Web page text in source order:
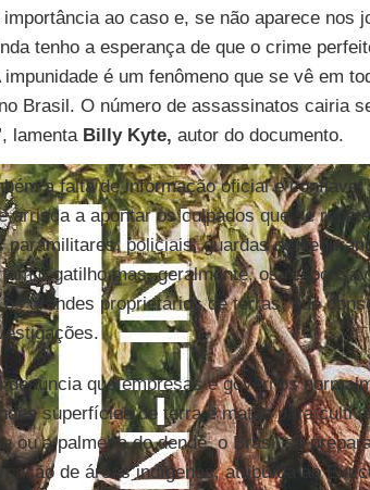
ao caso e, se não aparece nos
tenho a esperança de que o crime
é um fenômeno que se vê em
Brasil. O número de assassinatos cairia
lamenta Billy Kyte, autor do documento.
a falta de informação oficial e confiável
arrisca a apontar os culpados que se
paramilitares, policiais, guardas de
o gatilho mas, geralmente, os
grandes proprietários de terras, que
denuncia que empresas e governos
superfícies de terra e matas para
ou a palmeira do dendê, o Brasil se
de áreas indígenas, atribuída ao